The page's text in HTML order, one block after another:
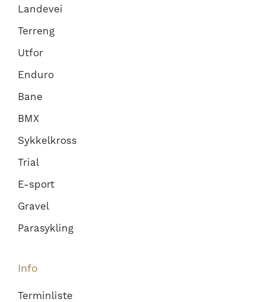
Landevei
Terreng
Utfor
Enduro
Bane
BMX
Sykkelkross
Trial
E-sport
Gravel
Parasykling
Info
Terminliste